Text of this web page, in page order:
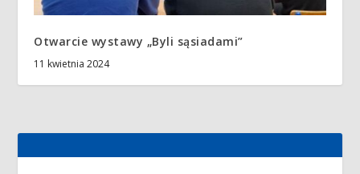
Otwarcie wystawy „Byli sąsiadami”
11 kwietnia 2024